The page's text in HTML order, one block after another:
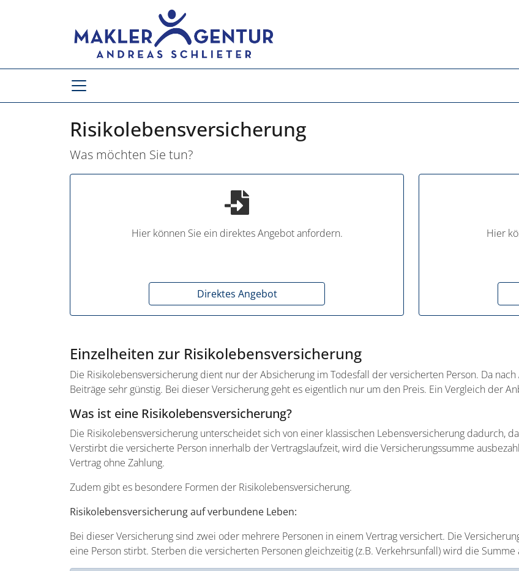
Risikolebensversicherung
Was möchten Sie tun?
Hier können Sie ein direktes Angebot anfordern.
Direktes Angebot
Hier
Einzelheiten zur Risikolebensversicherung
Die Risikolebensversicherung dient nur der Absicherung im Todesfall der versicherten Person. Da
Beiträge sehr günstig. Bei dieser Versicherung geht es eigentlich nur um den Preis. Ein Vergleich der
Was ist eine Risikolebensversicherung?
Die Risikolebensversicherung unterscheidet sich von einer klassischen Lebensversicherung dadurch,
Verstirbt die versicherte Person innerhalb der Vertragslaufzeit, wird die Versicherungssumme
Vertrag ohne Zahlung.
Zudem gibt es besondere Formen der Risikolebensversicherung.
Risikolebensversicherung auf verbundene Leben:
Bei dieser Versicherung sind zwei oder mehrere Personen in einem Vertrag versichert. Die
eine Person stirbt. Sterben die versicherten Personen gleichzeitig (z.B. Verkehrsunfall) wird die Summe